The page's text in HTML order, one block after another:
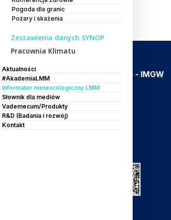
Pogoda dla granic
Pożary i skażenia
Zestawienia danych SYNOP
Pracownia Klimatu
Aktualności
#AkademiaLMM
Informator meteorologiczny LMM
Słownik dla mediów
Vademecum/Produkty
R&D (Badania i rozwój)
Kontakt
Aplikacja Meteo - IMGW
Ostrzeżenia
Mapy radarowe